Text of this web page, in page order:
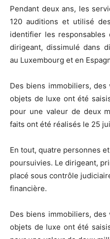
Pendant deux ans, les
120 auditions et utilisé
identifier les
dirigeant, dissimulé dans
au Luxembourg et en
Des biens immobiliers,
objets de luxe ont été
pour une valeur de deux
faits ont été réalisés le 25
En tout, quatre personnes
poursuivies. Le dirigeant,
placé sous contrôle
financière.
Des biens immobiliers,
objets de luxe ont été